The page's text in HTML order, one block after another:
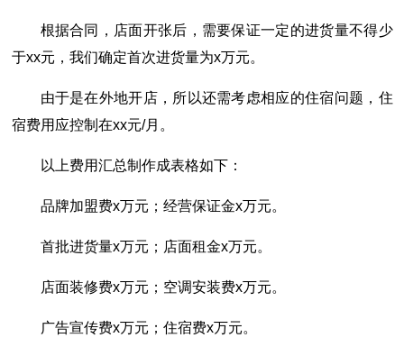
根据合同，店面开张后，需要保证一定的进货量不得少
于xx元，我们确定首次进货量为x万元。
由于是在外地开店，所以还需考虑相应的住宿问题，住
宿费用应控制在xx元/月。
以上费用汇总制作成表格如下：
品牌加盟费x万元；经营保证金x万元。
首批进货量x万元；店面租金x万元。
店面装修费x万元；空调安装费x万元。
广告宣传费x万元；住宿费x万元。